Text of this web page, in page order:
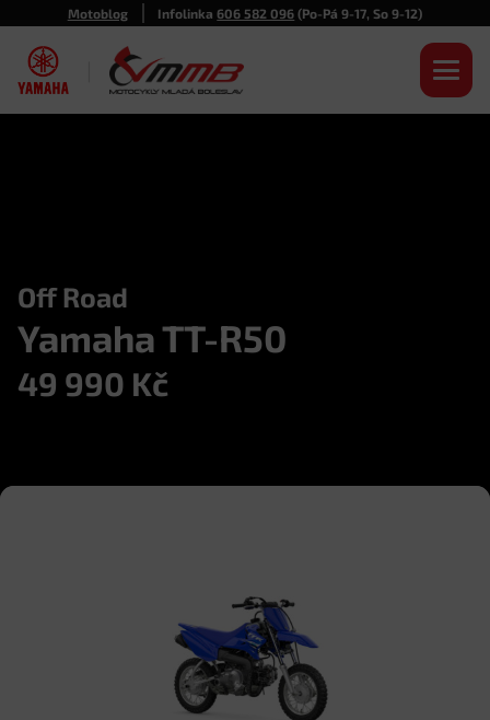
Motoblog Infolinka606 582 096 (Po-Pá 9-17, So 9-12)
Off Road
Yamaha TT-R50
49 990 Kč